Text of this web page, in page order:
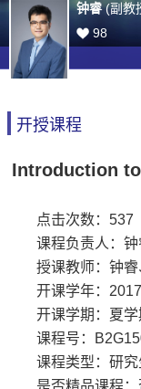
钟睿(副教
98
开授课程
Introduction
点击次数： 537
课程负责人：
授课教师：钟
开课学年：
开课学期：夏学
课程号：
课程类型：研究